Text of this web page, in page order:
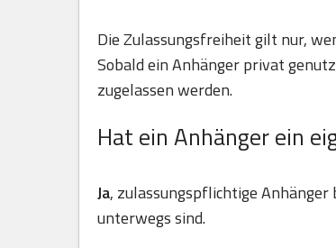
Die Zulassungsfreiheit gilt nur,
Sobald ein Anhänger privat
zugelassen werden.
Hat ein Anhänger ein
Ja, zulassungspflichtige Anhänger
unterwegs sind.